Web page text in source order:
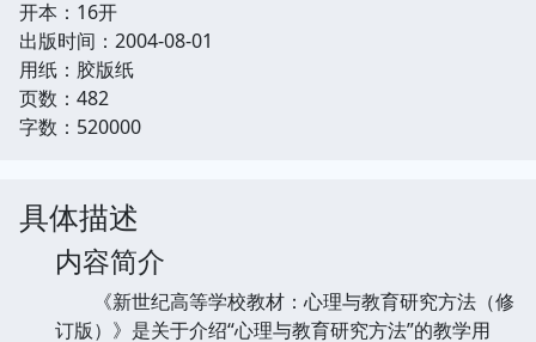
开本：16开
出版时间：2004-08-01
用纸：胶版纸
页数：482
字数：520000
具体描述
内容简介
《新世纪高等学校教材：心理与教育研究方法（修
订版）》是关于介绍“心理与教育研究方法”的教学用